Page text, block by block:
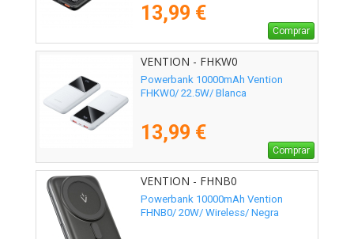
13,99 €
Comprar
VENTION - FHKW0
Powerbank 10000mAh Vention
FHKW0/ 22.5W/ Blanca
13,99 €
Comprar
VENTION - FHNB0
Powerbank 10000mAh Vention
FHNB0/ 20W/ Wireless/ Negra